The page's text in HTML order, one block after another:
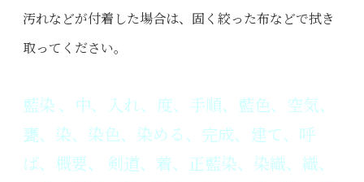
汚れなどが付着した場合は、固く絞った布などで拭き
取ってください。
藍染 、中、入れ、度、手順、藍色、空気、
甕、染、染色、染める、完成、建て、呼
ば、概要、 剣道、着、正藍染、染織、織、